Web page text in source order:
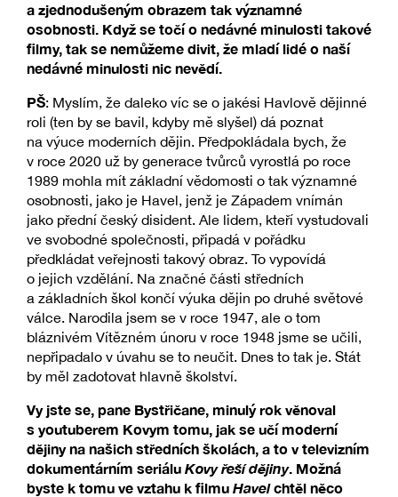
a zjednodušeným obrazem tak významné
osobnosti. Když se točí o nedávné minulosti takové
filmy, tak se nemůžeme divit, že mladí lidé o naší
nedávné minulosti nic nevědí.
PŠ: Myslím, že daleko víc se o jakési Havlově dějinné
roli (ten by se bavil, kdyby mě slyšel) dá poznat
na výuce moderních dějin. Předpokládala bych, že
v roce 2020 už by generace tvůrců vyrostlá po roce
1989 mohla mít základní vědomosti o tak významné
osobnosti, jako je Havel, jenž je Západem vnímán
jako přední český disident. Ale lidem, kteří vystudovali
ve svobodné společnosti, připadá v pořádku
předkládat veřejnosti takový obraz. To vypovídá
o jejich vzdělání. Na značné části středních
a základních škol končí výuka dějin po druhé světové
válce. Narodila jsem se v roce 1947, ale o tom
bláznivém Vítězném únoru v roce 1948 jsme se učili,
nepřipadalo v úvahu se to neučit. Dnes to tak je. Stát
by měl zadotovat hlavně školství.
Vy jste se, pane Bystřičane, minulý rok věnoval
s youtuberem Kovym tomu, jak se učí moderní
dějiny na našich středních školách, a to v televizním
dokumentárním seriálu Kovy řeší dějiny. Možná
byste k tomu ve vztahu k filmu Havelchtěl něco